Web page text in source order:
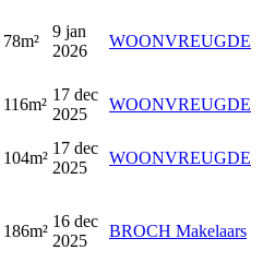
78m²
9 jan
2026
WOONVREUGDE
116m²
17 dec
2025
WOONVREUGDE
104m²
17 dec
2025
WOONVREUGDE
186m²
16 dec
2025
BROCH Makelaars